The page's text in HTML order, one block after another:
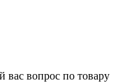
вопрос по товару